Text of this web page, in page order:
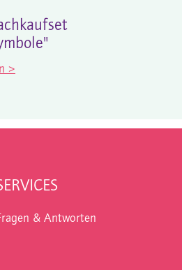
>
& Antworten